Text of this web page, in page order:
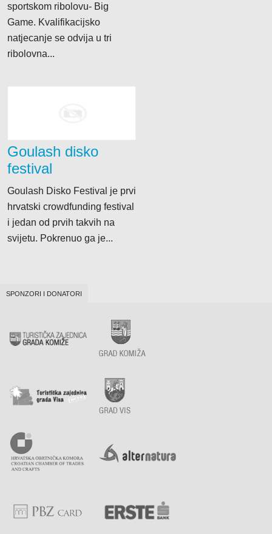
sportskom ribolovu- Big
Game. Kvalifikacijsko
natjecanje se odvija u tri
ribolovna...
Goulash disko
festival
Goulash Disko Festival je prvi
hrvatski crowdfunding festival
i jedan od prvih takvih na
svijetu. Pokrenuo ga je...
SPONZORI I DONATORI